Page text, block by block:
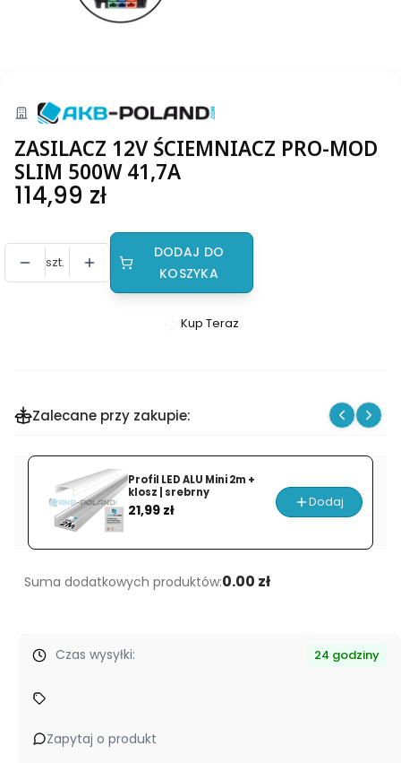
ZASILACZ 12V ŚCIEMNIACZ PRO-MOD
SLIM 500W 41,7A
Cena
114,99 zł
szt.
DODAJ DO
KOSZYKA
Szybki
ŚCIEMNIACZ
PRO-
MOD
500W
Kup Teraz
Zalecane przy zakupie:
Profil LED ALU Mini 2m +
klosz | srebrny
Cena
21,99 zł Dodaj
Suma dodatkowych produktów:0.00 zł
Czas wysyłki: 24 godziny
Zapytaj o produkt